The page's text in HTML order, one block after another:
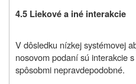
4.5 Liekové a iné interakcie
V dôsledku nízkej systémovej
nosovom podaní sú interakcie
spôsobmi nepravdepodobné.